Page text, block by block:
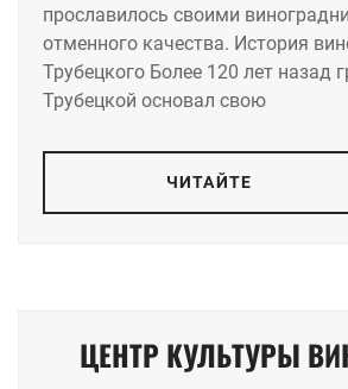
прославилось своими
отменного качества. История
Трубецкого Более 120 лет назад
Трубецкой основал свою
ЧИТАЙТЕ
ЦЕНТР КУЛЬТУРЫ